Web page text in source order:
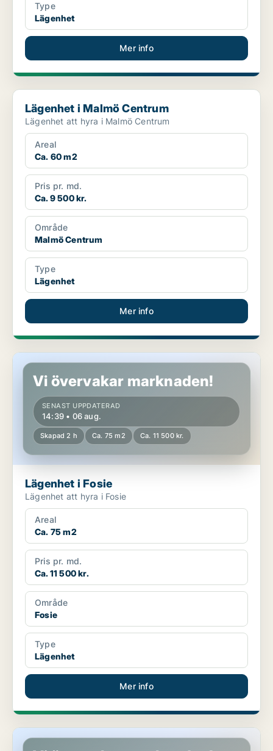
Type
Lägenhet
Mer info
Lägenhet i Malmö Centrum
Lägenhet i Malmö Centrum
Lägenhet att hyra i Malmö Centrum
Areal
Ca. 60 m2
Pris pr. md.
Ca. 9 500 kr.
Område
Malmö Centrum
Type
Lägenhet
Mer info
Lägenhet i Fosie
Vi övervakar marknaden!
SENAST UPPDATERAD
14:39 • 06 aug.
Skapad 2 h Ca. 75 m2 Ca. 11 500 kr.
Lägenhet i Fosie
Lägenhet att hyra i Fosie
Areal
Ca. 75 m2
Pris pr. md.
Ca. 11 500 kr.
Område
Fosie
Type
Lägenhet
Mer info
Lägenhet i Malmö Centrum